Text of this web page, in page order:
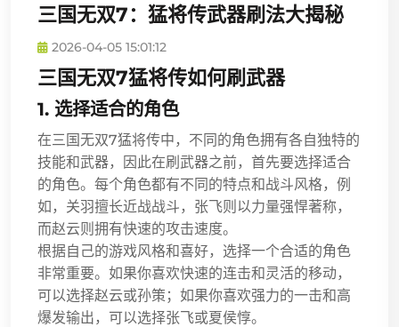
三国无双7：猛将传武器刷法大揭秘
2026-04-05 15:01:12
三国无双7猛将传如何刷武器
1. 选择适合的角色
在三国无双7猛将传中，不同的角色拥有各自独特的
技能和武器，因此在刷武器之前，首先要选择适合
的角色。每个角色都有不同的特点和战斗风格，例
如，关羽擅长近战战斗，张飞则以力量强悍著称，
而赵云则拥有快速的攻击速度。
根据自己的游戏风格和喜好，选择一个合适的角色
非常重要。如果你喜欢快速的连击和灵活的移动，
可以选择赵云或孙策；如果你喜欢强力的一击和高
爆发输出，可以选择张飞或夏侯惇。